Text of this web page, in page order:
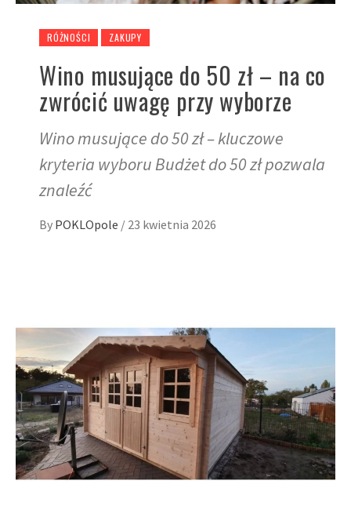
RÓŻNOŚCI ZAKUPY
Wino musujące do 50 zł – na co
zwrócić uwagę przy wyborze
Wino musujące do 50 zł – kluczowe
kryteria wyboru Budżet do 50 zł pozwala
znaleźć
By POKLOpole / 23 kwietnia 2026